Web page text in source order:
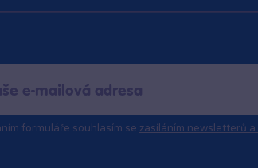
formuláře souhlasím se zasíláním newsletterů